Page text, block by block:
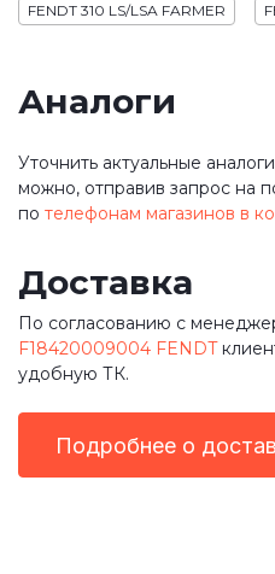
FENDT 310 LS/LSA FARMER
Аналоги
Уточнить актуальные
можно, отправив запрос на
по телефонам магазинов в
Доставка
По согласованию с
F18420009004 FENDT
удобную ТК.
Подробнее о